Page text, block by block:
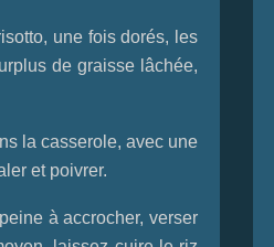
une fois dorés, les
de graisse lâchée,
la casserole, avec une
et poivrer.
à accrocher, verser